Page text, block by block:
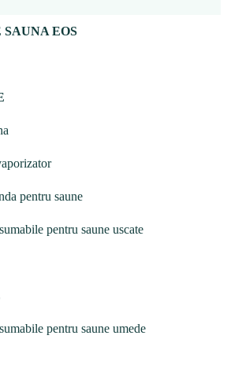
EOS
pentru saune
pentru saune uscate
pentru saune umede